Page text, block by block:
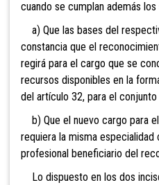
cuando se cumplan además
a) Que las bases del
constancia que el
regirá para el cargo que se
recursos disponibles en la
del artículo 32, para el
b) Que el nuevo cargo para
requiera la misma especialidad
profesional beneficiario del
Lo dispuesto en los dos